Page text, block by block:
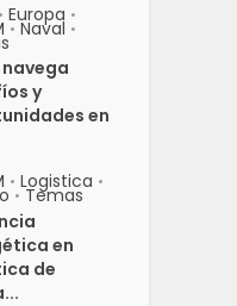
• Europa •
• Naval •
navega
y
en
• Logistica •
• Temas
en
de